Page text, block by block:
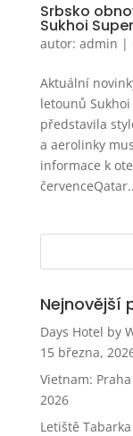
Srbsko
Sukhoi
autor: admin |
Aktuální
letounů Sukhoi
představila
a aerolinky
informace k
Nejnovější
Days Hotel by
15 března,
Vietnam:
2026
Letiště